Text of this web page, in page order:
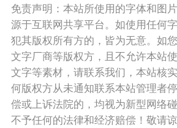
免责声明：本站所使用的字体和图
源于互联网共享平台。如使用任何
犯其版权所有方的，皆为无意。如
文字厂商等版权方，且不允许本站
文字等素材，请联系我们，本站核
何版权方从未通知联系本站管理者
偿或上诉法院的，均视为新型网络
不予任何的法律和经济赔偿！敬请谅